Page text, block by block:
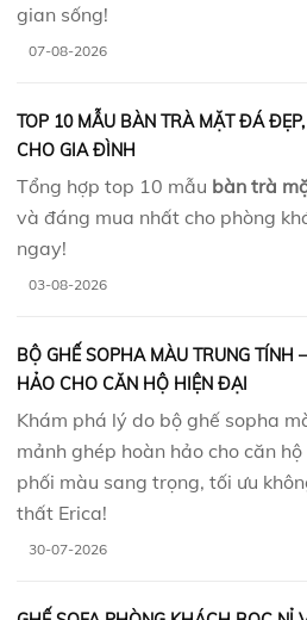
gian sống!
07-08-2026
TOP 10 MẪU BÀN TRÀ MẶT ĐÁ
CHO GIA ĐÌNH
Tổng hợp top 10 mẫu bàn trà
và đáng mua nhất cho phòng
ngay!
03-08-2026
BỘ GHẾ SOPHA MÀU TRUNG TÍNH
HẢO CHO CĂN HỘ HIỆN ĐẠI
Khám phá lý do bộ ghế sopha
mảnh ghép hoàn hảo cho căn
phối màu sang trọng, tối ưu
thất Erica!
30-07-2026